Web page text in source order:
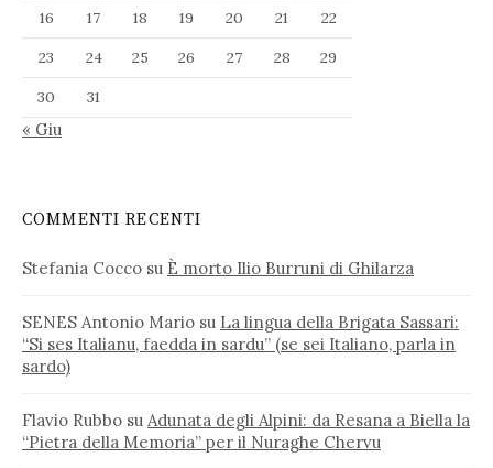
16
17 18 19 20 21
22
23
24 25 26 27 28
29
30
31
« Giu
COMMENTI RECENTI
Stefania Cocco su È morto Ilio Burruni di Ghilarza
SENES Antonio Mario su La lingua della Brigata Sassari:
“Si ses Italianu, faedda in sardu” (se sei Italiano, parla in
sardo)
Flavio Rubbo su Adunata degli Alpini: da Resana a Biella la
“Pietra della Memoria” per il Nuraghe Chervu